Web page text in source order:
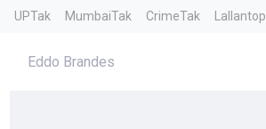
UPTak MumbaiTak CrimeTak Lallantop
Eddo Brandes